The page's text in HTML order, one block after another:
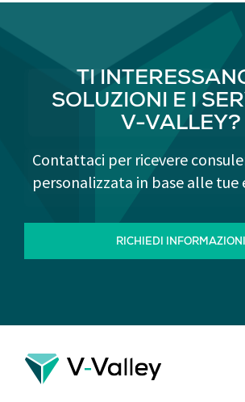
TI
SOLUZIONI E I
V-VALLEY?
Contattaci per ricevere
personalizzata in base alle tue
RICHIEDI INFORMAZIONI